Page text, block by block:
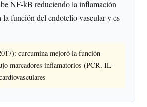
NF-kB reduciendo la inflamación
la función del endotelio vascular y es
curcumina mejoró la función
marcadores inflamatorios (PCR, IL-